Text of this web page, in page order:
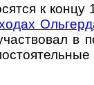
к концу
в